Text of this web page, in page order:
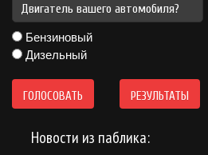
Двигатель вашего автомобиля?
Бензиновый
Дизельный
ГОЛОСОВАТЬ РЕЗУЛЬТАТЫ
Новости из паблика: